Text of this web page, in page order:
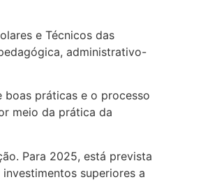
e Técnicos das
administrativo-
boas práticas e o processo
meio da prática da
Para 2025, está prevista
superiores a